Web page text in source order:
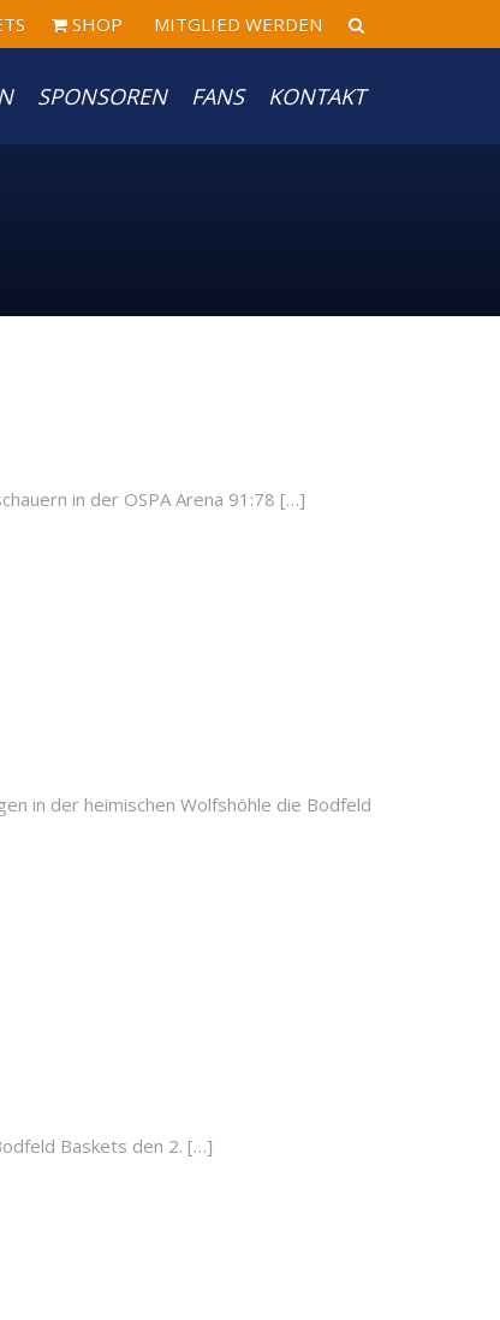
SHOP MITGLIED WERDEN
SPONSOREN FANS KONTAKT
in der OSPA Arena 91:78 […]
in der heimischen Wolfshöhle die Bodfeld
Baskets den 2. […]